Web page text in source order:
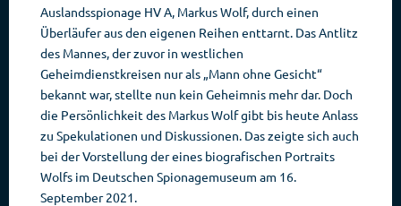
Auslandsspionage HV A, Markus Wolf, durch einen
Überläufer aus den eigenen Reihen enttarnt. Das Antlitz
des Mannes, der zuvor in westlichen
Geheimdienstkreisen nur als „Mann ohne Gesicht“
bekannt war, stellte nun kein Geheimnis mehr dar. Doch
die Persönlichkeit des Markus Wolf gibt bis heute Anlass
zu Spekulationen und Diskussionen. Das zeigte sich auch
bei der Vorstellung der eines biografischen Portraits
Wolfs im Deutschen Spionagemuseum am 16.
September 2021.